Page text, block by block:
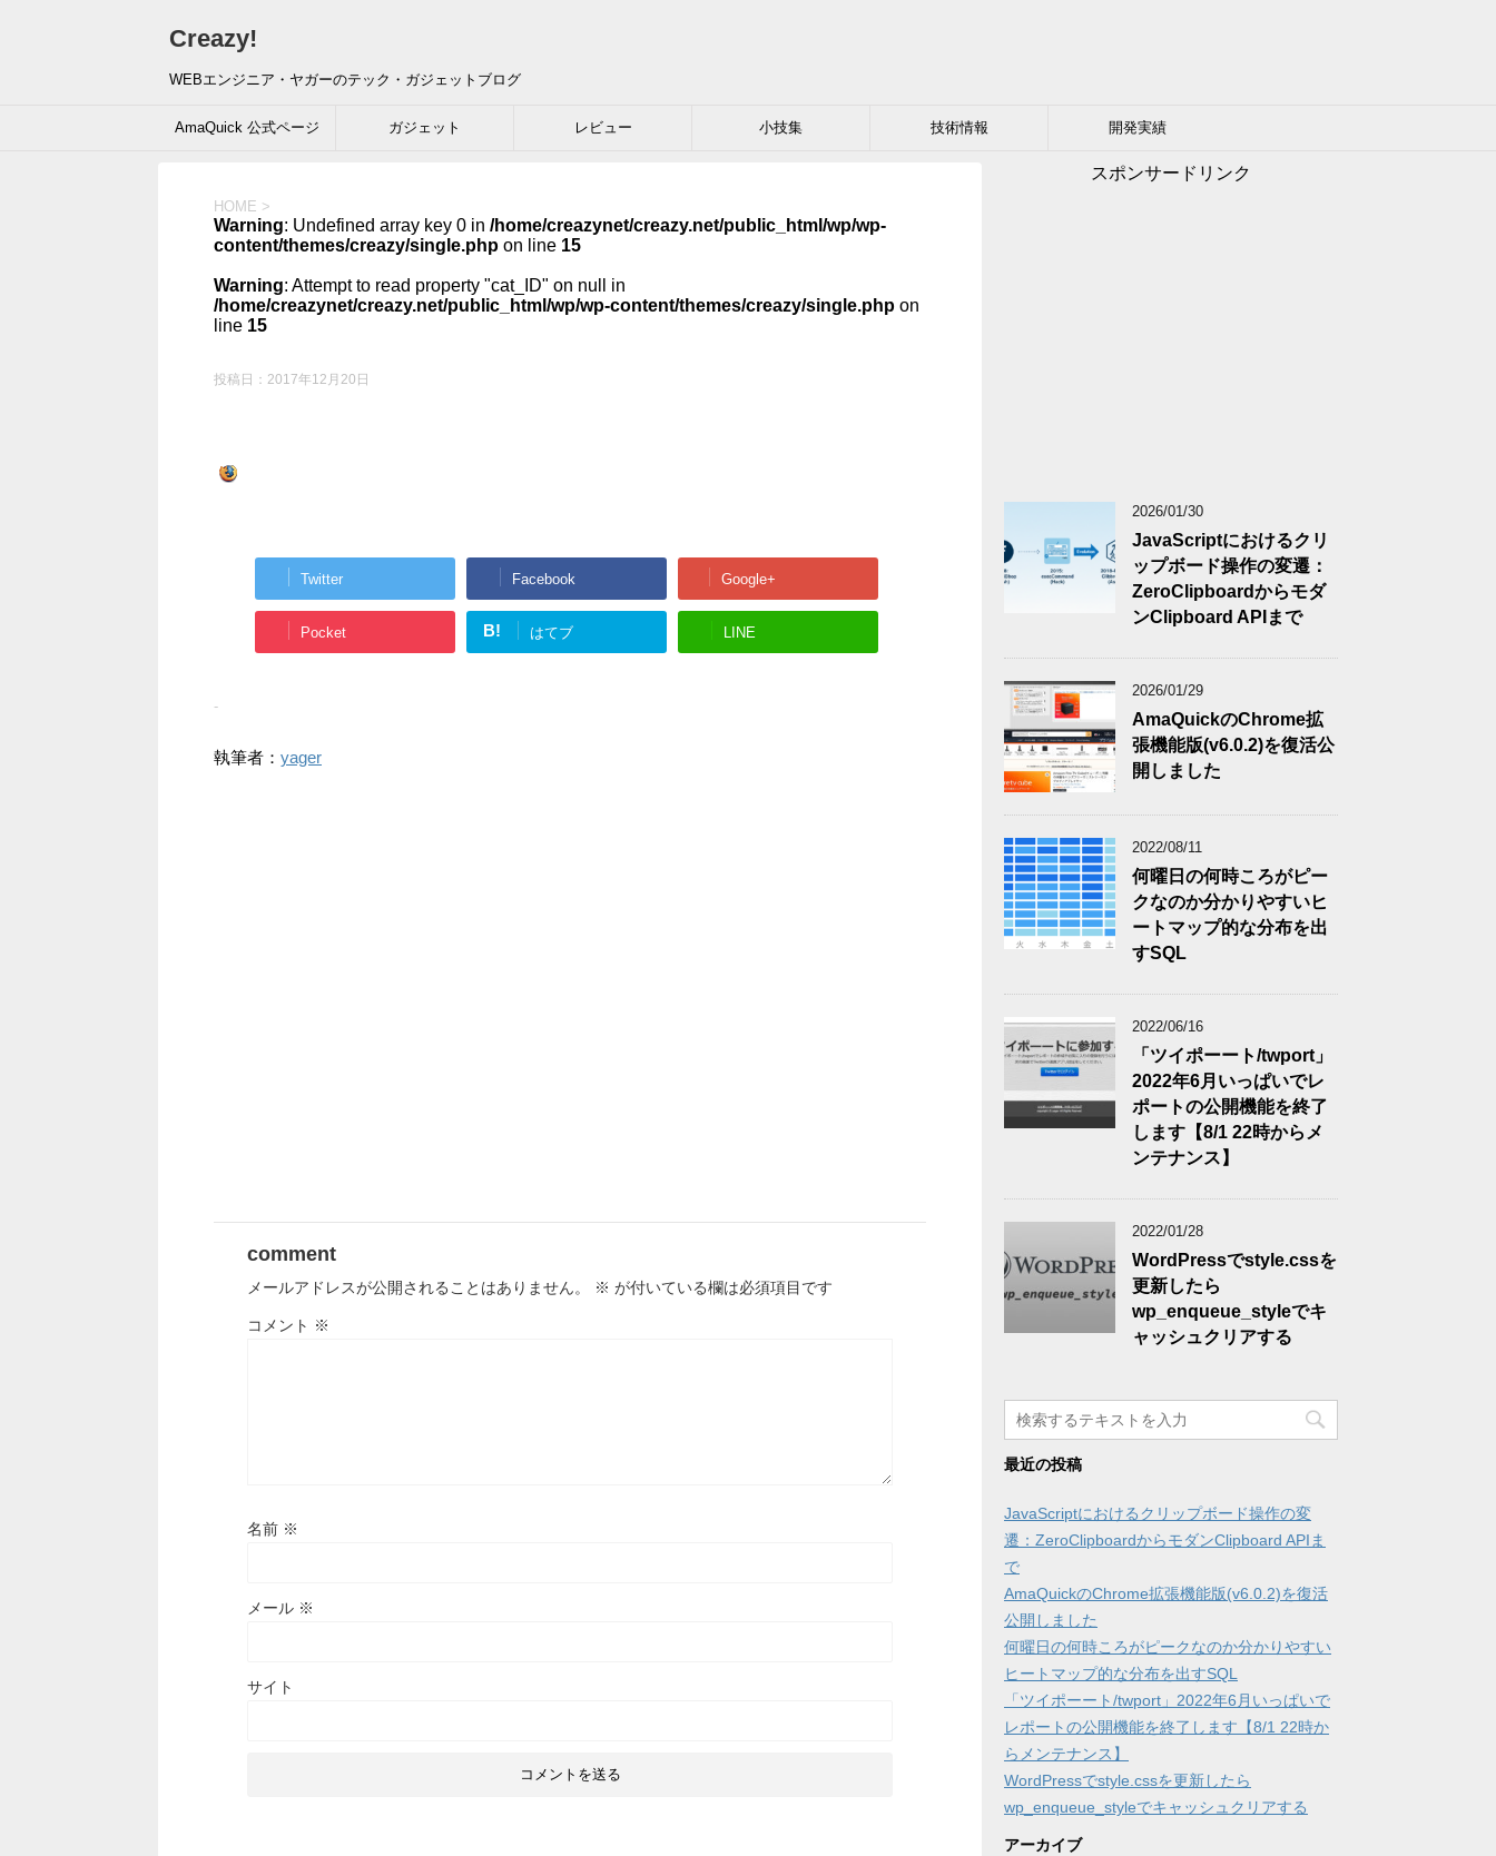
Creazy!
WEBエンジニア・ヤガーのテック・ガジェットブログ
AmaQuick 公式ページ ガジェット レビュー 小技集 技術情報 開発実績
HOME >
Warning: Undefined array key 0 in /home/creazynet/creazy.net/public_html/wp/wp-
content/themes/creazy/single.php on line 15
Warning: Attempt to read property "cat_ID" on null in
/home/creazynet/creazy.net/public_html/wp/wp-content/themes/creazy/single.php on
line 15
投稿日： 2017年12月20日
Twitter Facebook Google+
Pocket B! はてブ LINE
-
執筆者： yager
comment
メールアドレスが公開されることはありません。 ※ が付いている欄は必須項目です
コメント ※
名前 ※
メール ※
サイト
スポンサードリンク
2026/01/30
JavaScriptにおけるクリ
ップボード操作の変遷：
ZeroClipboardからモダ
ンClipboard APIまで
2026/01/29
AmaQuickのChrome拡
張機能版(v6.0.2)を復活公
開しました
2022/08/11
何曜日の何時ころがピー
クなのか分かりやすいヒ
ートマップ的な分布を出
すSQL
2022/06/16
「ツイポーート/twport」
2022年6月いっぱいでレ
ポートの公開機能を終了
します【8/1 22時からメ
ンテナンス】
2022/01/28
WordPressでstyle.cssを
更新したら
wp_enqueue_styleでキ
ャッシュクリアする
最近の投稿
JavaScriptにおけるクリップボード操作の変
遷：ZeroClipboardからモダンClipboard APIま
で
AmaQuickのChrome拡張機能版(v6.0.2)を復活
公開しました
何曜日の何時ころがピークなのか分かりやすい
ヒートマップ的な分布を出すSQL
「ツイポーート/twport」2022年6月いっぱいで
レポートの公開機能を終了します【8/1 22時か
らメンテナンス】
WordPressでstyle.cssを更新したら
wp_enqueue_styleでキャッシュクリアする
アーカイブ